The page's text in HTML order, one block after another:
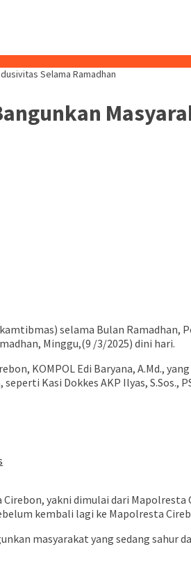
Selama Ramadhan
selama Bulan
Minggu,(9 /3/2025) dini hari.
KOMPOL Edi Baryana, A.Md.,
Kasi Dokkes AKP Ilyas, S.Sos.,
yakni dimulai dari
kembali lagi ke Mapolresta
masyarakat yang sedang sahur